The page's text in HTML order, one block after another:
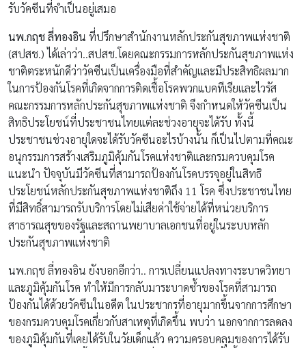
รับวัคซีนที่จำเป็นอยู่เสมอ
นพ.กฤช ลี่ทองอิน ที่ปรึกษาสำนักงานหลักประกันสุขภาพแห่งชาติ
(สปสช.) ได้เล่าว่า..สปสช.โดยคณะกรรมการหลักประกันสุขภาพแห่ง
ชาติตระหนักดีว่าวัคซีนเป็นเครื่องมือที่สำคัญและมีประสิทธิผลมาก
ในการป้องกันโรคที่เกิดจากการติดเชื้อโรคพวกแบคทีเรียและไวรัส
คณะกรรมการหลักประกันสุขภาพแห่งชาติ จึงกำหนดให้วัคซีนเป็น
สิทธิประโยชน์ที่ประชาชนไทยแต่ละช่วงอายุจะได้รับ ทั้งนี้
ประชาชนช่วงอายุใดจะได้รับวัคซีนอะไรบ้างนั้น ก็เป็นไปตามที่คณะ
อนุกรรมการสร้างเสริมภูมิคุ้มกันโรคแห่งชาติและกรมควบคุมโรค
แนะนำ ปัจจุบันมีวัคซีนที่สามารถป้องกันโรคบรรจุอยู่ในสิทธิ
ประโยชน์หลักประกันสุขภาพแห่งชาติถึง 11 โรค ซึ่งประชาชนไทย
ที่มีสิทธิ์สามารถรับบริการโดยไม่เสียค่าใช้จ่ายได้ที่หน่วยบริการ
สาธารณสุขของรัฐและสถานพยาบาลเอกชนที่อยู่ในระบบหลัก
ประกันสุขภาพแห่งชาติ
นพ.กฤช ลี่ทองอิน ยังบอกอีกว่า.. การเปลี่ยนแปลงทางระบาดวิทยา
และภูมิคุ้มกันโรค ทำให้มีการกลับมาระบาดซ้ำของโรคที่สามารถ
ป้องกันได้ด้วยวัคซีนในอดีต ในประชากรที่อายุมากขึ้นจากการศึกษา
ของกรมควบคุมโรคเกี่ยวกับสาเหตุที่เกิดขึ้น พบว่า นอกจากการลดลง
ของภูมิคุ้มกันที่เคยได้รับในวัยเด็กแล้ว ความครอบคลุมของการได้รับ